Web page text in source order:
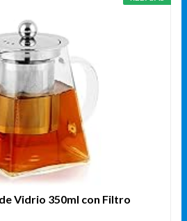
Vidrio 350ml con Filtro